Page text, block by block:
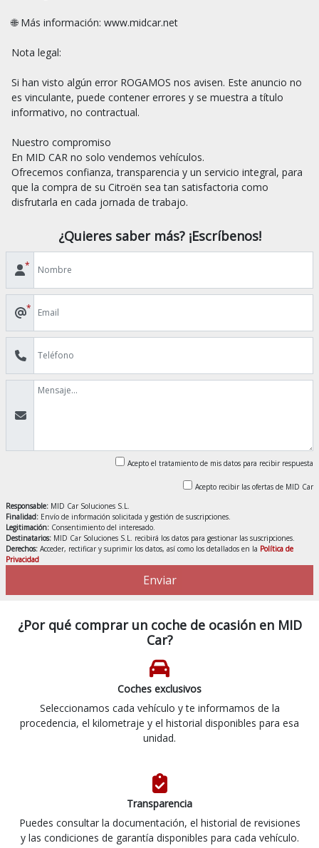
🌐 Más información: www.midcar.net
Nota legal:
Si han visto algún error ROGAMOS nos avisen. Este anuncio no
es vinculante, puede contener errores y se muestra a título
informativo, no contractual.
Nuestro compromiso
En MID CAR no solo vendemos vehículos.
Ofrecemos confianza, transparencia y un servicio integral, para
que la compra de su Citroën sea tan satisfactoria como
¿Quieres saber más? ¡Escríbenos!
*
*
Acepto el tratamiento de mis datos para recibir respuesta
Acepto recibir las ofertas de MID Car
Responsable: MID Car Soluciones S.L.
Finalidad: Envío de información solicitada y gestión de suscripciones.
Legitimación: Consentimiento del interesado.
Destinatarios: MID Car Soluciones S.L. recibirá los datos para gestionar las suscripciones.
Derechos: Acceder, rectificar y suprimir los datos, así como los detallados en la Política de
Privacidad
Enviar
¿Por qué comprar un coche de ocasión en MID
Car?
Coches exclusivos
Seleccionamos cada vehículo y te informamos de la
procedencia, el kilometraje y el historial disponibles para esa
unidad.
Transparencia
Puedes consultar la documentación, el historial de revisiones
y las condiciones de garantía disponibles para cada vehículo.